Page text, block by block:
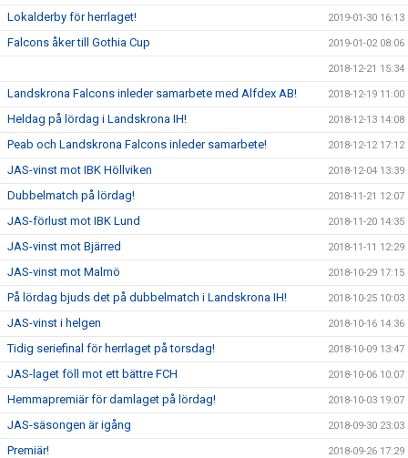
Lokalderby för herrlaget! 2019-01-30 16:13
Falcons åker till Gothia Cup 2019-01-02 08:06
2018-12-21 15:34
Landskrona Falcons inleder samarbete med Alfdex AB! 2018-12-19 11:00
Heldag på lördag i Landskrona IH! 2018-12-13 14:08
Peab och Landskrona Falcons inleder samarbete! 2018-12-12 17:12
JAS-vinst mot IBK Höllviken 2018-12-04 13:39
Dubbelmatch på lördag! 2018-11-21 12:07
JAS-förlust mot IBK Lund 2018-11-20 14:35
JAS-vinst mot Bjärred 2018-11-11 12:29
JAS-vinst mot Malmö 2018-10-29 17:15
På lördag bjuds det på dubbelmatch i Landskrona IH! 2018-10-25 10:03
JAS-vinst i helgen 2018-10-16 14:36
Tidig seriefinal för herrlaget på torsdag! 2018-10-09 13:47
JAS-laget föll mot ett bättre FCH 2018-10-06 10:07
Hemmapremiär för damlaget på lördag! 2018-10-03 19:07
JAS-säsongen är igång 2018-09-30 23:03
Premiär! 2018-09-26 17:29